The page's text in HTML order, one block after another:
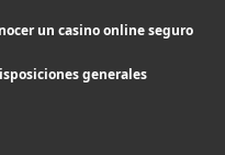
un casino online seguro
generales